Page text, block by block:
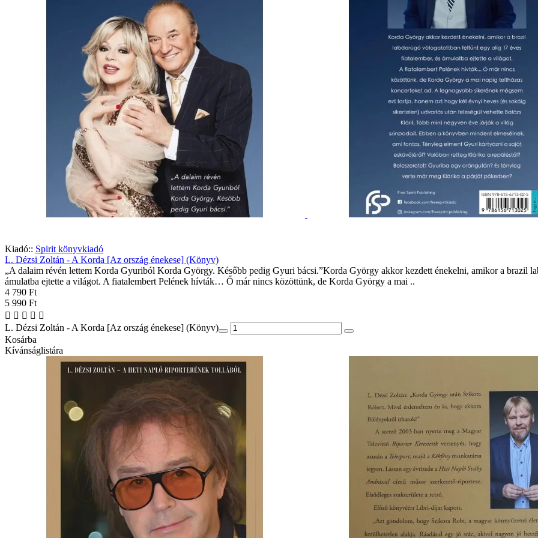
Kiadó:: Spirit könyvkiadó
L. Dézsi Zoltán - A Korda [Az ország énekese] (Könyv)
„A dalaim révén lettem Korda Gyuriból Korda György. Később pedig Gyuri bácsi.”Korda György akkor kezdett énekelni, amikor a brazil
ámulatba ejtette a világot. A fiatalembert Pelének hívták… Ő már nincs közöttünk, de Korda György a mai ..
4 790 Ft
5 990 Ft
L. Dézsi Zoltán - A Korda [Az ország énekese] (Könyv)
Kosárba
Kívánságlistára